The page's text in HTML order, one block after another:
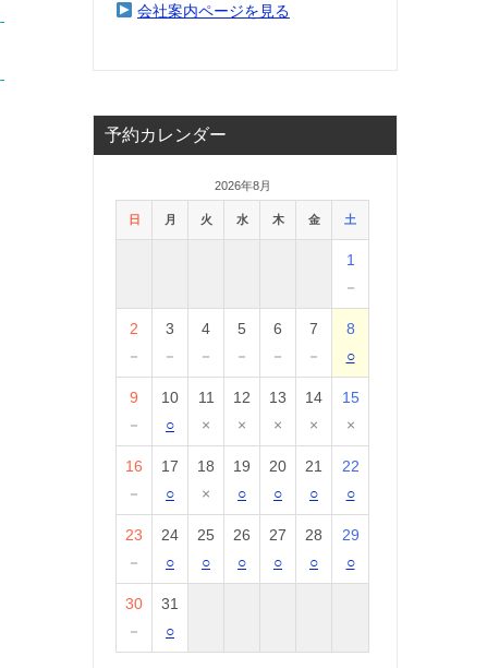
会社案内ページを見る
予約カレンダー
2026年8月
日 月 火 水 木 金 土
1
－
2
－
3
－
4
－
5
－
6
－
7
－
8
○
9
－
10
○
11
×
12
×
13
×
14
×
15
×
16
－
17
○
18
×
19
○
20
○
21
○
22
○
23
－
24
○
25
○
26
○
27
○
28
○
29
○
30
－
31
○